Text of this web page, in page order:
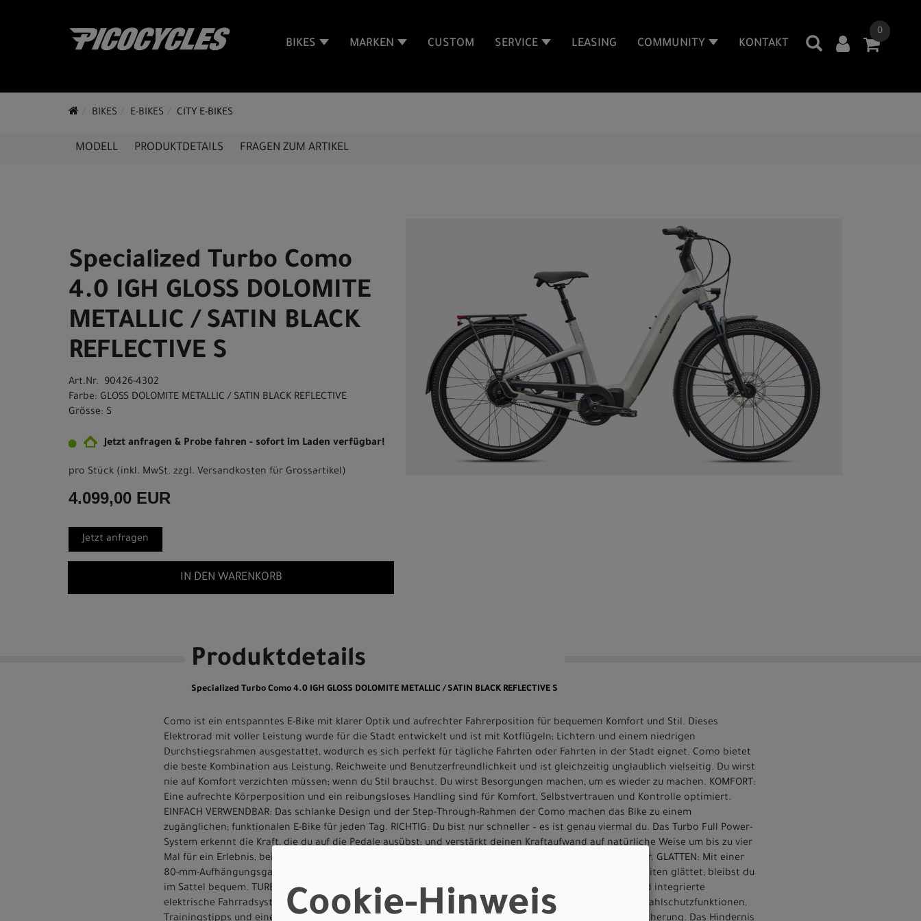
0
BIKES MARKEN CUSTOM SERVICE LEASING COMMUNITY KONTAKT
BIKES E-BIKES CITY E-BIKES
MODELL PRODUKTDETAILS FRAGEN ZUM ARTIKEL
Specialized Turbo Como
4.0 IGH GLOSS DOLOMITE
METALLIC / SATIN BLACK
REFLECTIVE S
Art.Nr. 90426-4302
Farbe: GLOSS DOLOMITE METALLIC / SATIN BLACK REFLECTIVE
Grösse: S
Jetzt anfragen & Probe fahren - sofort im Laden verfügbar!
pro Stück (inkl. MwSt. zzgl. Versandkosten für Grossartikel)
4.099,00 EUR
Jetzt anfragen
IN DEN WARENKORB
Produktdetails
Specialized Turbo Como 4.0 IGH GLOSS DOLOMITE METALLIC / SATIN BLACK REFLECTIVE S
Como ist ein entspanntes E-Bike mit klarer Optik und aufrechter Fahrerposition für bequemen Komfort und Stil. Dieses
Elektrorad mit voller Leistung wurde für die Stadt entwickelt und ist mit Kotflügeln; Lichtern und einem niedrigen
Durchstiegsrahmen ausgestattet, wodurch es sich perfekt für tägliche Fahrten oder Fahrten in der Stadt eignet. Como bietet
die beste Kombination aus Leistung, Reichweite und Benutzerfreundlichkeit und ist gleichzeitig unglaublich vielseitig. Du wirst
nie auf Komfort verzichten müssen; wenn du Stil brauchst. Du wirst Besorgungen machen, um es wieder zu machen. KOMFORT:
Eine aufrechte Körperposition und ein reibungsloses Handling sind für Komfort, Selbstvertrauen und Kontrolle optimiert.
EINFACH VERWENDBAR: Das schlanke Design und der Step-Through-Rahmen der Como machen das Bike zu einem
zugänglichen; funktionalen E-Bike für jeden Tag. RICHTIG: Du bist nur schneller – es ist genau viermal du. Das Turbo Full Power-
System erkennt die Kraft, die du auf die Pedale ausübst; und verstärkt deinen Kraftaufwand auf natürliche Weise um bis zu vier
Mal für ein Erlebnis, bei dem das Aufsteigen auf jeden Berg oder an jedes Ziel schweißfrei ist. Schreibbar. GLATTEN: Mit einer
80-mm-Aufhängungsgabel; höheren Reifenvolumen und einer weichen Sattelstütze; die harte Unebenheiten glättet; bleibst du
im Sattel bequem. TURBO: Das Herzstück des Como ist seine Turbo-Technologie, das fortschrittliche und integrierte
elektrische Fahrradsystem, das eine unvergleichliche Kombination aus Kraft, natürlichem Gefühl; Diebstahlschutzfunktionen,
Cookie-Hinweis